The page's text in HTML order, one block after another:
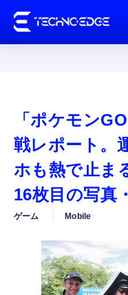
「ポケモン
戦レポート。
ホも熱で止ま
16枚目の写真
ゲーム Mobile